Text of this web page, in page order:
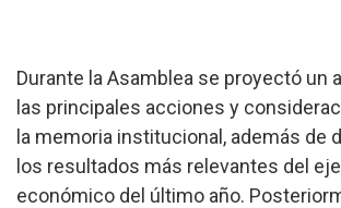
Durante la Asamblea se proyectó un
las principales acciones y
la memoria institucional, además de
los resultados más relevantes del
económico del último año.